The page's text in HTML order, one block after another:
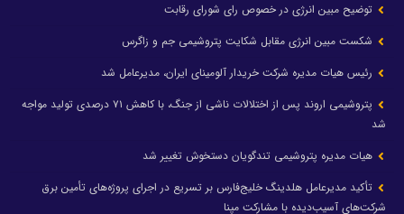
توضیح مبین انرژی در خصوص رای شورای رقابت
شکست مبین انرژی مقابل شکایت پتروشیمی جم و زاگرس
رئیس هیات مدیره شرکت خریدار آلومینای ایران، مدیرعامل شد
پتروشیمی اروند پس از اختلالات ناشی از جنگ، با کاهش ۷۱ درصدی تولید مواجه
شد
هیات مدیره پتروشیمی تندگویان دستخوش تغییر شد
تأکید مدیرعامل هلدینگ خلیج‌فارس بر تسریع در اجرای پروژه‌های تأمین برق
شرکت‌های آسیب‌دیده با مشارکت مپنا